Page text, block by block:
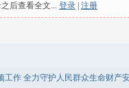
后查看全文... 登录 注册
工作 全力守护人民群众生命财产